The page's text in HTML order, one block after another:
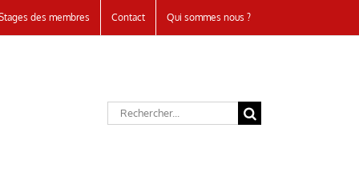
des membres Contact Qui sommes nous ?
Rechercher: